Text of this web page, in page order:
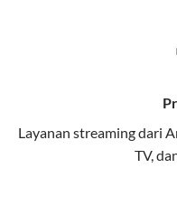
Keunggulan
Nikmati kecepatan
streaming, gaming,
Memudahkan Anda
Layanan streaming dari
TV,